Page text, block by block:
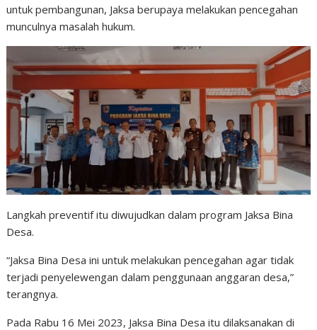
untuk pembangunan, Jaksa berupaya melakukan pencegahan
munculnya masalah hukum.
Langkah preventif itu diwujudkan dalam program Jaksa Bina
Desa.
“Jaksa Bina Desa ini untuk melakukan pencegahan agar tidak
terjadi penyelewengan dalam penggunaan anggaran desa,”
terangnya.
Pada Rabu 16 Mei 2023, Jaksa Bina Desa itu dilaksanakan di